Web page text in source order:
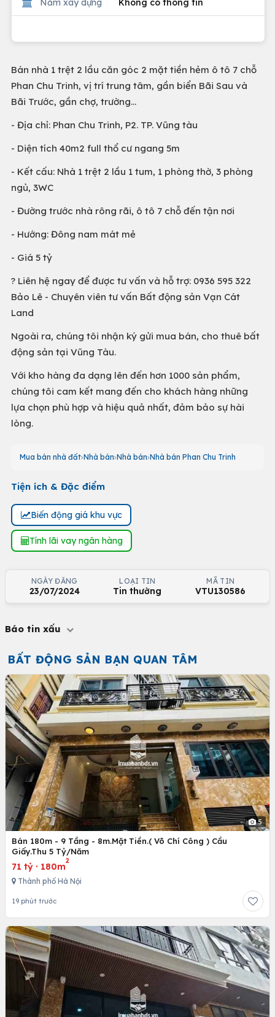
Bán nhà 1 trệt 2 lầu căn góc 2 mặt tiền hẻm ô tô 7 chỗ
Phan Chu Trinh, vị trí trung tâm, gần biển Bãi Sau và
Bãi Trước, gần chợ, trường...
- Địa chỉ: Phan Chu Trinh, P2. TP. Vũng tàu
- Diện tích 40m2 full thổ cư ngang 5m
- Kết cấu: Nhà 1 trệt 2 lầu 1 tum, 1 phòng thờ, 3 phòng
ngủ, 3WC
- Đường trước nhà rông rãi, ô tô 7 chỗ đến tận nơi
- Hướng: Đông nam mát mẻ
- Giá 5 tỷ
? Liên hệ ngay để được tư vấn và hỗ trợ: 0936 595 322
Bảo Lê - Chuyên viên tư vấn Bất động sản Vạn Cát
Land
Ngoài ra, chúng tôi nhận ký gửi mua bán, cho thuê bất
động sản tại Vũng Tàu.
Với kho hàng đa dạng lên đến hơn 1000 sản phẩm,
chúng tôi cam kết mang đến cho khách hàng những
lựa chọn phù hợp và hiệu quả nhất, đảm bảo sự hài
lòng.
Mua bán nhà đất Nhà bán Nhà bán Nhà bán Phan Chu Trinh
Tiện ích & Đặc điểm
Biến động giá khu vực
Tính lãi vay ngân hàng
NGÀY ĐĂNG
23/07/2024
LOẠI TIN
Tin thường
MÃ TIN
VTU130586
Báo tin xấu
BẤT ĐỘNG SẢN BẠN QUAN TÂM
5
Bán 180m - 9 Tầng - 8m.Mặt Tiền.( Võ Chí Công ) Cầu
Giấy.Thu 5 Tỷ/Năm
71 tỷ · 180m
2
Thành phố Hà Nội
19 phút trước